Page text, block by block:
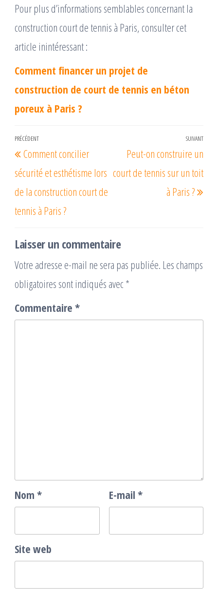
Pour plus d’informations semblables concernant la
construction court de tennis à Paris, consulter cet
article inintéressant :
Comment financer un projet de
construction de court de tennis en béton
poreux à Paris ?
Navigation
de
l’article
Article
précédent
PRÉCÉDENT
Comment concilier
sécurité et esthétisme lors
de la construction court de
tennis à Paris ?
SUIVANT
Peut-on construire un
court de tennis sur un toit
à Paris ?
Laisser un commentaire
Votre adresse e-mail ne sera pas publiée. Les champs
obligatoires sont indiqués avec *
Commentaire *
Nom * E-mail *
Site web